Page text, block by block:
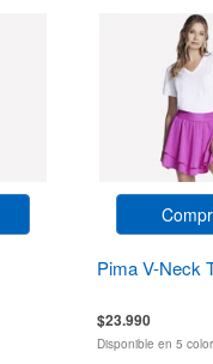
Pima V-Neck
$23.990
Disponible en 5